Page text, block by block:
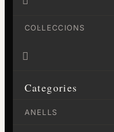
COL·LECCIONS

Categories
ANELLS